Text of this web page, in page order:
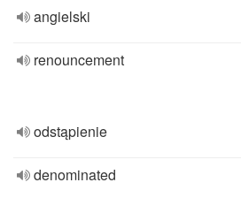
angielski
renouncement
odstąpienie
denominated